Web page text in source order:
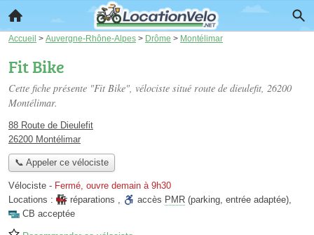
Accueil > Auvergne-Rhône-Alpes > Drôme > Montélimar
Fit Bike
Cette fiche présente "Fit Bike", vélociste situé route de dieulefit, 26200
Montélimar.
88 Route de Dieulefit
26200 Montélimar
📞 Appeler ce vélociste
Vélociste - Fermé, ouvre demain à 9h30
Locations :
réparations , accès PMR (parking, entrée adaptée),
CB acceptée